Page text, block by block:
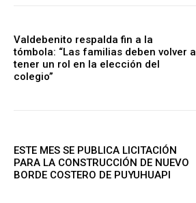
Valdebenito respalda fin a la
tómbola: “Las familias deben volver a
tener un rol en la elección del
colegio”
ESTE MES SE PUBLICA LICITACIÓN
PARA LA CONSTRUCCIÓN DE NUEVO
BORDE COSTERO DE PUYUHUAPI